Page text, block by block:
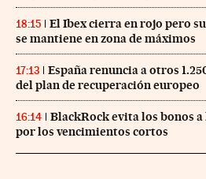
18:15
El Ibex cierra en rojo pero
se mantiene en zona de máximos
17:13
España renuncia a otros
del plan de recuperación europeo
16:14
BlackRock evita los bonos
por los vencimientos cortos